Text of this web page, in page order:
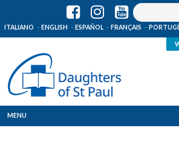
ITALIANO ENGLISH ESPAÑOL FRANÇAIS
MENU